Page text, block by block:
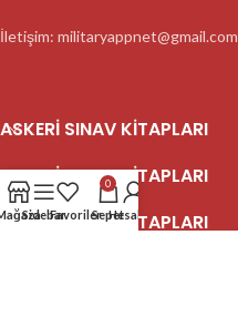
İletişim: militaryappnet@gmail.com
ASKERI SINAV KITAPLARI
ASKERI SINAV KITAPLARI
ASKERI SINAV KITAPLARI
SidebarFavoriler
0
SepetHesabım